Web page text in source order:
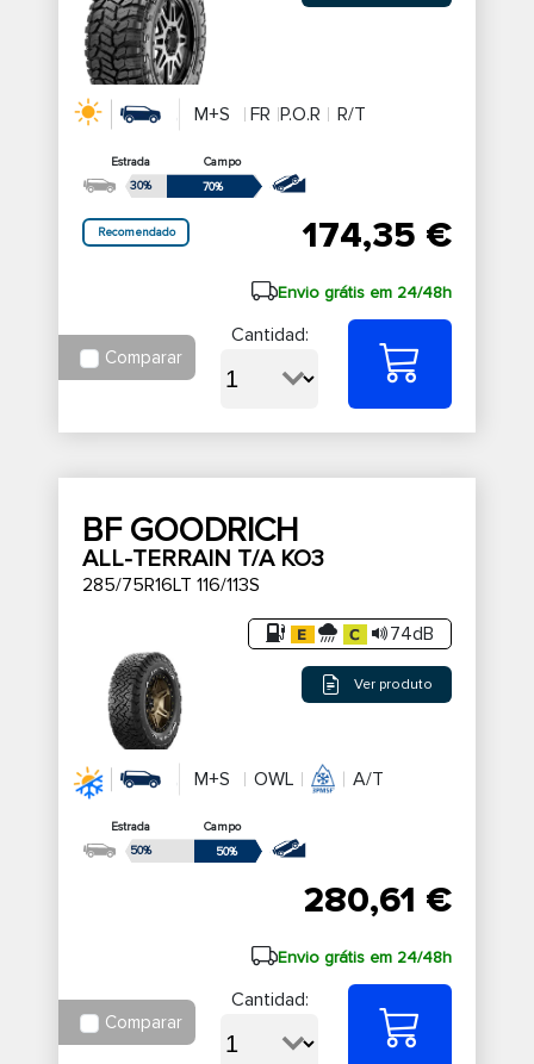
M+S FR P.O.R R/T
Estrada
Campo
30%
70%
Recomendado 174,35 €
Envio grátis em 24/48h
Comparar
Cantidad:
BF GOODRICH
ALL-TERRAIN T/A KO3
285/75R16LT 116/113S
74dB
Ver produto
M+S OWL A/T
Estrada
Campo
50%
50%
280,61 €
Envio grátis em 24/48h
Comparar
Cantidad: